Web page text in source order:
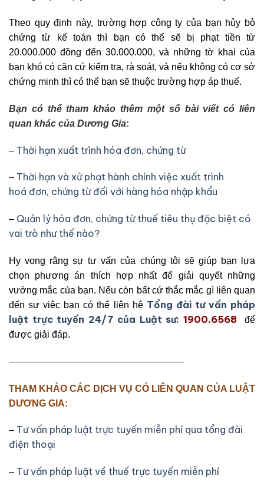
Theo quy định này, trường hợp công ty của bạn hủy bỏ
chứng từ kế toán thì bạn có thể sẽ bị phạt tiền từ
20.000.000 đồng đến 30.000.000, và những tờ khai của
bạn khó có căn cứ kiếm tra, rà soát, và nếu không có cơ sở
chứng minh thì có thể bạn sẽ thuộc trường hợp áp thuế.
Bạn có thể tham khảo thêm một số bài viết có liên
quan khác của Dương Gia:
– Thời hạn xuất trình hóa đơn, chứng từ
– Thời hạn và xử phạt hành chính việc xuất trình
hoá đơn, chứng từ đối với hàng hóa nhập khẩu
– Quản lý hóa đơn, chứng từ thuế tiêu thụ đặc biệt có
vai trò như thế nào?
Hy vọng rằng sự tư vấn của chúng tôi sẽ giúp bạn lựa
chọn phương án thích hợp nhất để giải quyết những
vướng mắc của bạn. Nếu còn bất cứ thắc mắc gì liên quan
đến sự việc bạn có thể liên hệ Tổng đài tư vấn pháp
luật trực tuyến 24/7 của Luật sư: 1900.6568
để
được giải đáp.
——————————————————–
THAM KHẢO CÁC DỊCH VỤ CÓ LIÊN QUAN CỦA LUẬT
DƯƠNG GIA:
– Tư vấn pháp luật trực tuyến miễn phí qua tổng đài
điện thoại
– Tư vấn pháp luật về thuế trực tuyến miễn phí